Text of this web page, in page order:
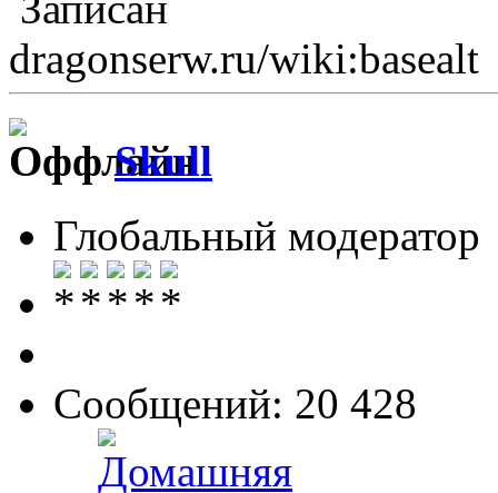
dragonserw.ru/wiki:basealt
Skull
Глобальный модератор
Сообщений: 20 428